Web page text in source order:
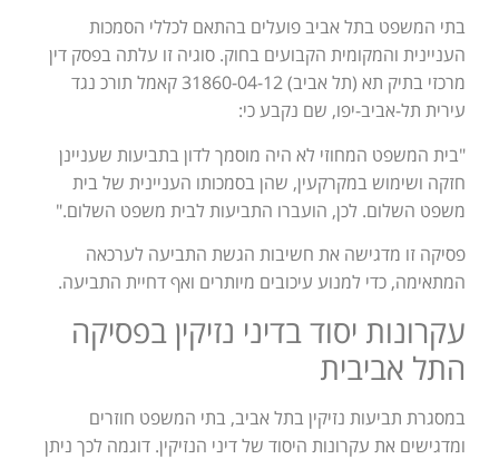
בתי המשפט בתל אביב פועלים בהתאם לכללי הסמכות
העניינית והמקומית הקבועים בחוק. סוגיה זו עלתה בפסק דין
מרכזי בתיק תא (תל אביב) 31860-04-12 קאמל תורכ נגד
עירית תל-אביב-יפו, שם נקבע כי:
"בית המשפט המחוזי לא היה מוסמך לדון בתביעות שעניינן
חזקה ושימוש במקרקעין, שהן בסמכותו העניינית של בית
משפט השלום. לכן, הועברו התביעות לבית משפט השלום."
פסיקה זו מדגישה את חשיבות הגשת התביעה לערכאה
המתאימה, כדי למנוע עיכובים מיותרים ואף דחיית התביעה.
עקרונות יסוד בדיני נזיקין בפסיקה
התל אביבית
במסגרת תביעות נזיקין בתל אביב, בתי המשפט חוזרים
ומדגישים את עקרונות היסוד של דיני הנזיקין. דוגמה לכך ניתן